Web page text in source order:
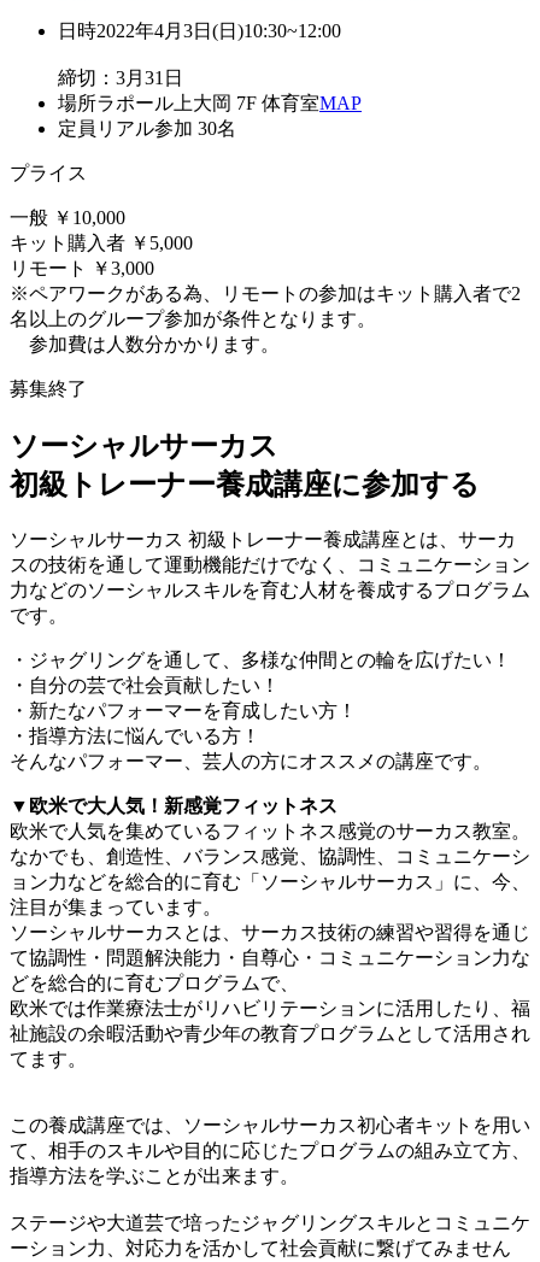
日時2022年4月3日(日)10:30~12:00
締切：3月31日
場所ラポール上大岡 7F 体育室MAP
定員 リアル参加 30名
プライス
一般 ￥10,000
キット購入者 ￥5,000
リモート ￥3,000
※ペアワークがある為、リモートの参加はキット購入者で2
名以上のグループ参加が条件となります。
参加費は人数分かかります。
募集終了
ソーシャルサーカス
初級トレーナー養成講座に参加する
ソーシャルサーカス 初級トレーナー養成講座とは、サーカ
スの技術を通して運動機能だけでなく、コミュニケーション
力などのソーシャルスキルを育む人材を養成するプログラム
です。
・ジャグリングを通して、多様な仲間との輪を広げたい！
・自分の芸で社会貢献したい！
・新たなパフォーマーを育成したい方！
・指導方法に悩んでいる方！
そんなパフォーマー、芸人の方にオススメの講座です。
▼欧米で大人気！新感覚フィットネス
欧米で人気を集めているフィットネス感覚のサーカス教室。
なかでも、創造性、バランス感覚、協調性、コミュニケーシ
ョン力などを総合的に育む「ソーシャルサーカス」に、今、
注目が集まっています。
ソーシャルサーカスとは、サーカス技術の練習や習得を通じ
て協調性・問題解決能力・自尊心・コミュニケーション力な
どを総合的に育むプログラムで、
欧米では作業療法士がリハビリテーションに活用したり、福
祉施設の余暇活動や青少年の教育プログラムとして活用され
てます。
この養成講座では、ソーシャルサーカス初心者キットを用い
て、相手のスキルや目的に応じたプログラムの組み立て方、
指導方法を学ぶことが出来ます。
ステージや大道芸で培ったジャグリングスキルとコミュニケ
ーション力、対応力を活かして社会貢献に繋げてみません